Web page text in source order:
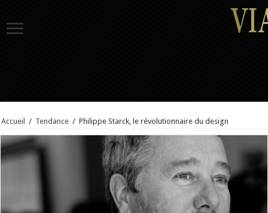
Accueil / Tendance / Philippe Starck, le révolutionnaire du design